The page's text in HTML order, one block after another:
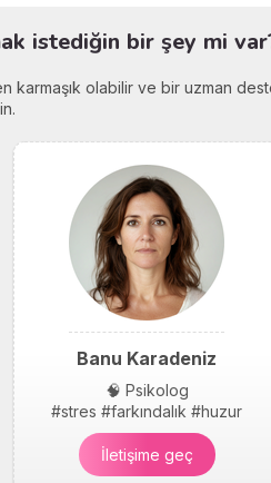
istediğin bir şey mi
karmaşık olabilir ve bir uzman
Banu Karadeniz
🧠 Psikolog
#stres #farkındalık #huzur
İletişime geç